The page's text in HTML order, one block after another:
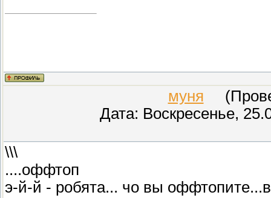
муня
Дата: Воскресенье,
\\\
....оффтоп
э-й-й - робята... чо вы